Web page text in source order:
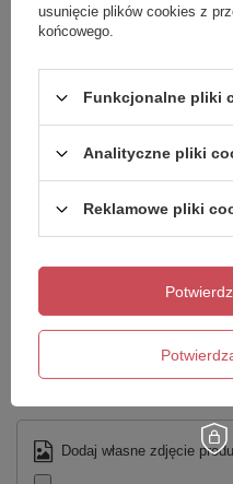
Potrzebujesz
Zadaj pytanie a my odpowiemy
dla innych.
Napisz
Treść twojej opinii
Dodaj własne zdjęcie
usunięcie plików cookies z
końcowego.
Funkcjonalne pliki
Analityczne pliki
Reklamowe pliki